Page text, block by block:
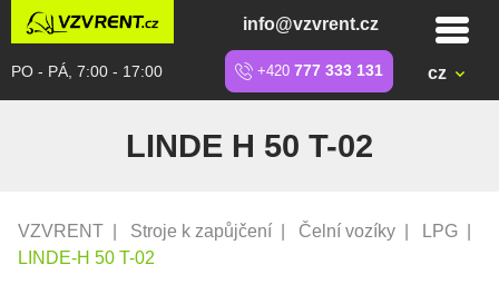
info@vzvrent.cz
PO - PÁ, 7:00 - 17:00 +420 777 333 131 cz
LINDE H 50 T-02
VZVRENT Stroje k zapůjčení Čelní vozíky LPG
LINDE-H 50 T-02